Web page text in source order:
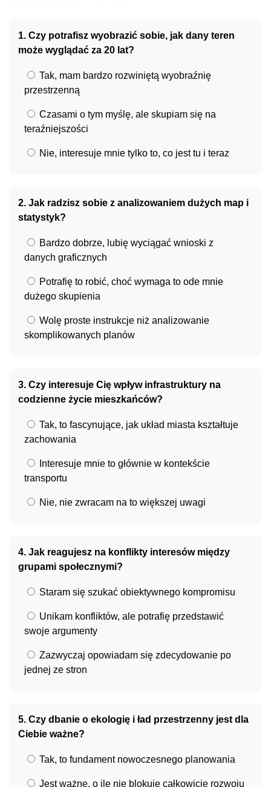
1. Czy potrafisz wyobrazić sobie, jak dany teren
może wyglądać za 20 lat?
Tak, mam bardzo rozwiniętą wyobraźnię
przestrzenną
Czasami o tym myślę, ale skupiam się na
teraźniejszości
Nie, interesuje mnie tylko to, co jest tu i teraz
2. Jak radzisz sobie z analizowaniem dużych map i
statystyk?
Bardzo dobrze, lubię wyciągać wnioski z
danych graficznych
Potrafię to robić, choć wymaga to ode mnie
dużego skupienia
Wolę proste instrukcje niż analizowanie
skomplikowanych planów
3. Czy interesuje Cię wpływ infrastruktury na
codzienne życie mieszkańców?
Tak, to fascynujące, jak układ miasta kształtuje
zachowania
Interesuje mnie to głównie w kontekście
transportu
Nie, nie zwracam na to większej uwagi
4. Jak reagujesz na konflikty interesów między
grupami społecznymi?
Staram się szukać obiektywnego kompromisu
Unikam konfliktów, ale potrafię przedstawić
swoje argumenty
Zazwyczaj opowiadam się zdecydowanie po
jednej ze stron
5. Czy dbanie o ekologię i ład przestrzenny jest dla
Ciebie ważne?
Tak, to fundament nowoczesnego planowania
Jest ważne, o ile nie blokuje całkowicie rozwoju